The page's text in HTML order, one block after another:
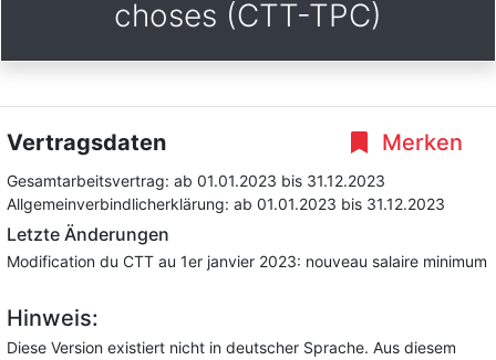
choses (CTT-TPC)
Merken
Vertragsdaten
Gesamtarbeitsvertrag: ab 01.01.2023 bis 31.12.2023
Allgemeinverbindlicherklärung: ab 01.01.2023 bis 31.12.2023
Letzte Änderungen
Modification du CTT au 1er janvier 2023: nouveau salaire minimum
Hinweis:
Diese Version existiert nicht in deutscher Sprache. Aus diesem